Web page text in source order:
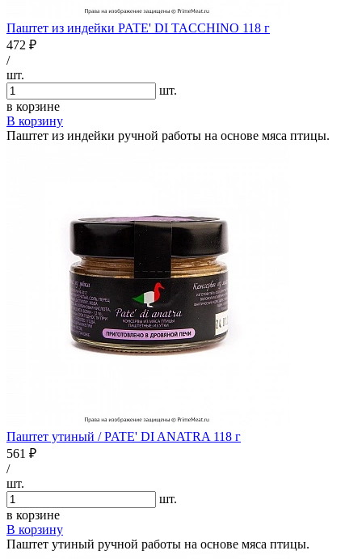
Паштет из индейки PATE' DI TACCHINO 118 г
472 ₽
/
шт.
шт.
в корзине
В корзину
Паштет из индейки ручной работы на основе мяса птицы.
Паштет утиный / PATE' DI ANATRA 118 г
561 ₽
/
шт.
шт.
в корзине
В корзину
Паштет утиный ручной работы на основе мяса птицы.